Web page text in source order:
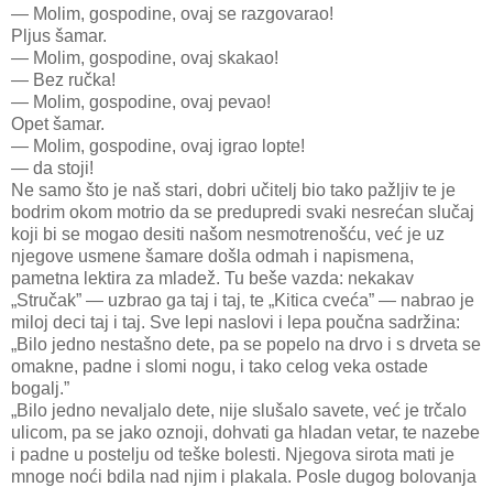
— Molim, gospodine, ovaj se razgovarao!
Pljus šamar.
— Molim, gospodine, ovaj skakao!
— Bez ručka!
— Molim, gospodine, ovaj pevao!
Opet šamar.
— Molim, gospodine, ovaj igrao lopte!
— da stoji!
Ne samo što je naš stari, dobri učitelj bio tako pažljiv te je
bodrim okom motrio da se predupredi svaki nesrećan slučaj
koji bi se mogao desiti našom nesmotrenošću, već je uz
njegove usmene šamare došla odmah i napismena,
pametna lektira za mladež. Tu beše vazda: nekakav
„Stručak” — uzbrao ga taj i taj, te „Kitica cveća” — nabrao je
miloj deci taj i taj. Sve lepi naslovi i lepa poučna sadržina:
„Bilo jedno nestašno dete, pa se popelo na drvo i s drveta se
omakne, padne i slomi nogu, i tako celog veka ostade
bogalj.”
„Bilo jedno nevaljalo dete, nije slušalo savete, već je trčalo
ulicom, pa se jako oznoji, dohvati ga hladan vetar, te nazebe
i padne u postelju od teške bolesti. Njegova sirota mati je
mnoge noći bdila nad njim i plakala. Posle dugog bolovanja